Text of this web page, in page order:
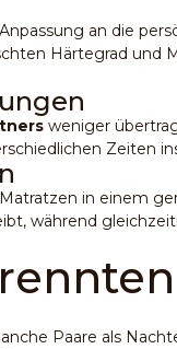
an die
Härtegrad und
weniger
Zeiten
in einem
während
Paare als